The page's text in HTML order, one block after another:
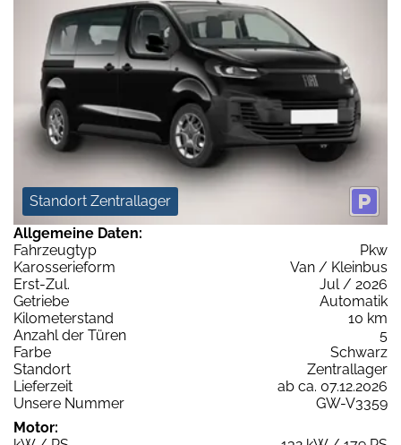
Standort Zentrallager
Allgemeine Daten:
Fahrzeugtyp
Pkw
Karosserieform
Van / Kleinbus
Erst-Zul.
Jul / 2026
Getriebe
Automatik
Kilometerstand
10 km
Anzahl der Türen
5
Farbe
Schwarz
Standort
Zentrallager
Lieferzeit
ab ca. 07.12.2026
Unsere Nummer
GW-V3359
Motor: